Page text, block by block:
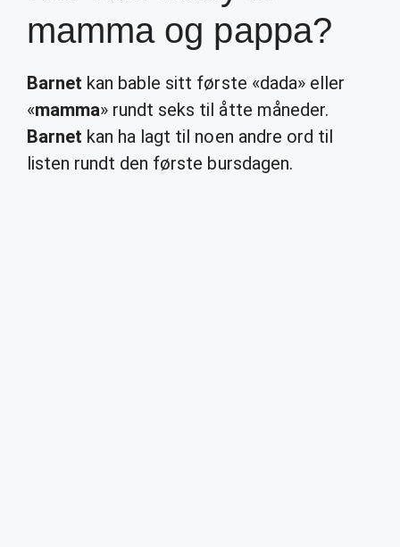
mamma og pappa?
Barnet kan bable sitt første «dada» eller
«mamma» rundt seks til åtte måneder.
Barnet kan ha lagt til noen andre ord til
listen rundt den første bursdagen.